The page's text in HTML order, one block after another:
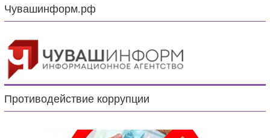
Чувашинформ.рф
Противодействие коррупции